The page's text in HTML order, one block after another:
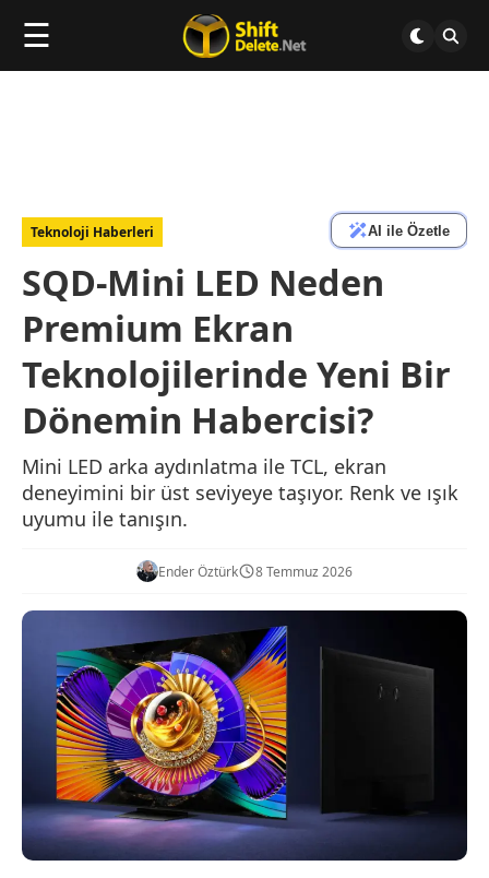
☰
Teknoloji Haberleri AI ile Özetle
SQD-Mini LED Neden
Premium Ekran
Teknolojilerinde Yeni Bir
Dönemin Habercisi?
Mini LED arka aydınlatma ile TCL, ekran
deneyimini bir üst seviyeye taşıyor. Renk ve ışık
uyumu ile tanışın.
Ender Öztürk 8 Temmuz 2026